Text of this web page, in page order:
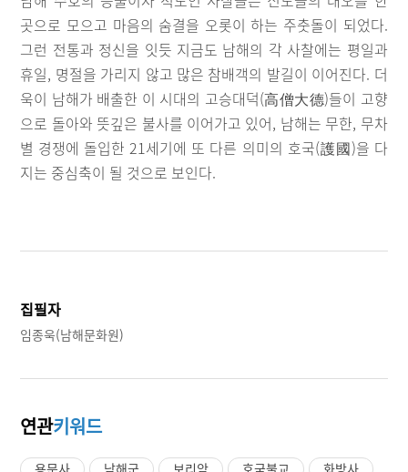
곳으로 모으고 마음의 숨결을 오롯이 하는 주춧돌이 되었다.
그런 전통과 정신을 잇듯 지금도 남해의 각 사찰에는 평일과
휴일, 명절을 가리지 않고 많은 참배객의 발길이 이어진다. 더
욱이 남해가 배출한 이 시대의 고승대덕(高僧大德)들이 고향
으로 돌아와 뜻깊은 불사를 이어가고 있어, 남해는 무한, 무차
별 경쟁에 돌입한 21세기에 또 다른 의미의 호국(護國)을 다
지는 중심축이 될 것으로 보인다.
집필자
임종욱(남해문화원)
연관키워드